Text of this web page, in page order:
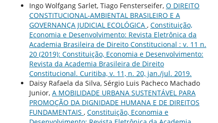
Ingo Wolfgang Sarlet, Tiago Fensterseifer, O DIREITO
CONSTITUCIONAL-AMBIENTAL BRASILEIRO E A
GOVERNANÇA JUDICIAL ECOLÓGICA , Constituição,
Economia e Desenvolvimento: Revista Eletrônica da
Academia Brasileira de Direito Constitucional : v. 11 n.
20 (2019): Constituição, Economia e Desenvolvimento:
Revista da Academia Brasileira de Direito
Constitucional. Curitiba, v. 11, n. 20, jan./jul. 2019.
Daisy Rafaela da Silva, Sérgio Luis Pacheco Machado
Junior, A MOBILIDADE URBANA SUSTENTÁVEL PARA
PROMOÇÃO DA DIGNIDADE HUMANA E DE DIREITOS
FUNDAMENTAIS , Constituição, Economia e